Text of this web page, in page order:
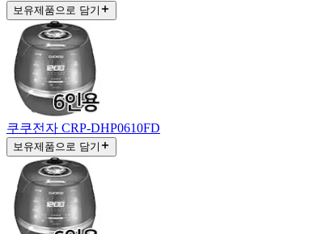
보유제품으로 담기
쿠쿠전자 CRP-DHP0610FD
보유제품으로 담기